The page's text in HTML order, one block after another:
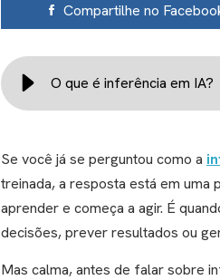
Compartilhe no
O que é inferência em IA?
Se você já se perguntou como a
treinada, a resposta está em uma
aprender e começa a agir. É
decisões, prever resultados ou
Mas calma, antes de falar sobre